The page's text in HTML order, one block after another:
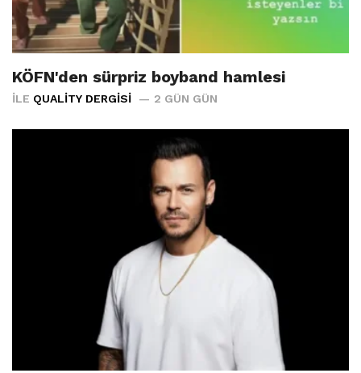
KÖFN'den sürpriz boyband hamlesi
İLE QUALITY DERGISI 2 GÜN GÜN